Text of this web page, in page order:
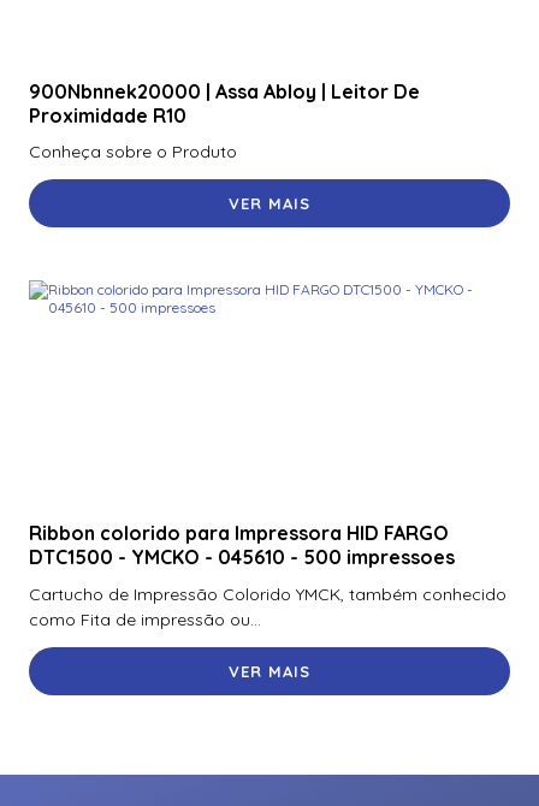
900Nbnnek20000 | Assa Abloy | Leitor De
Proximidade R10
Conheça sobre o Produto
VER MAIS
Ribbon colorido para Impressora HID FARGO
DTC1500 - YMCKO - 045610 - 500 impressoes
Cartucho de Impressão Colorido YMCK, também conhecido
como Fita de impressão ou...
VER MAIS